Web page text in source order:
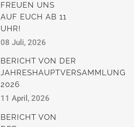
FREUEN UNS
AUF EUCH AB 11
UHR!
08 Juli, 2026
BERICHT VON DER
JAHRESHAUPTVERSAMMLUNG
2026
11 April, 2026
BERICHT VON